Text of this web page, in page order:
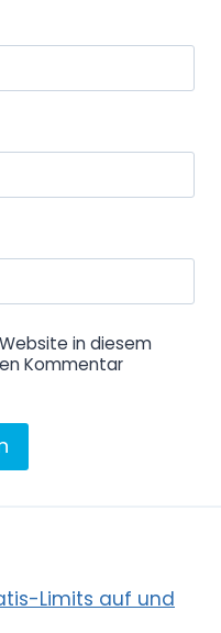
in diesem
Kommentar
Limits auf und